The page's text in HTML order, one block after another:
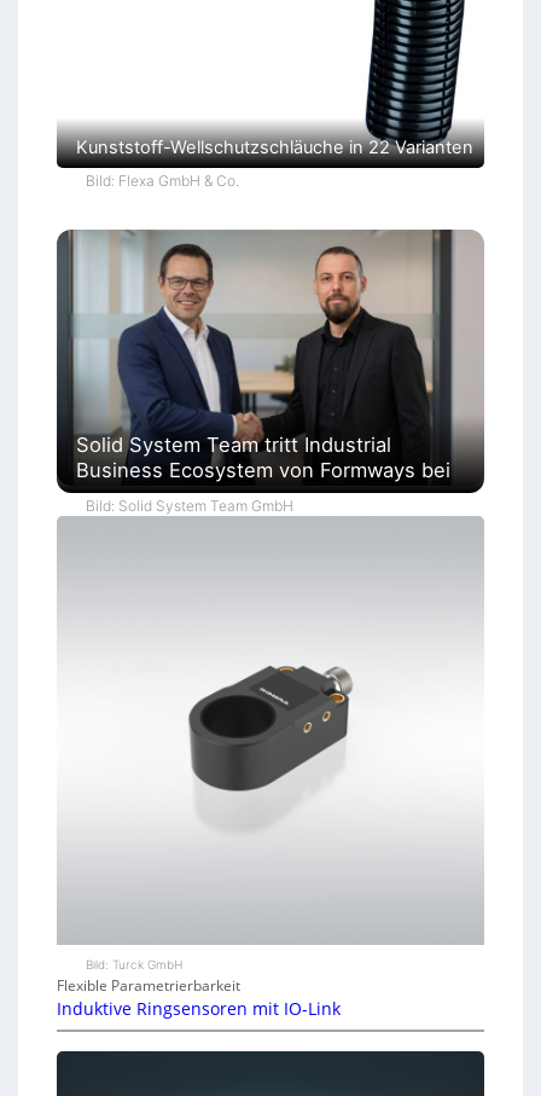
Kunststoff-Wellschutzschläuche in 22 Varianten
Bild: Flexa GmbH & Co.
Solid System Team tritt Industrial
Business Ecosystem von Formways bei
Bild: Solid System Team GmbH
Bild: Turck GmbH
Flexible Parametrierbarkeit
Induktive Ringsensoren mit IO-Link